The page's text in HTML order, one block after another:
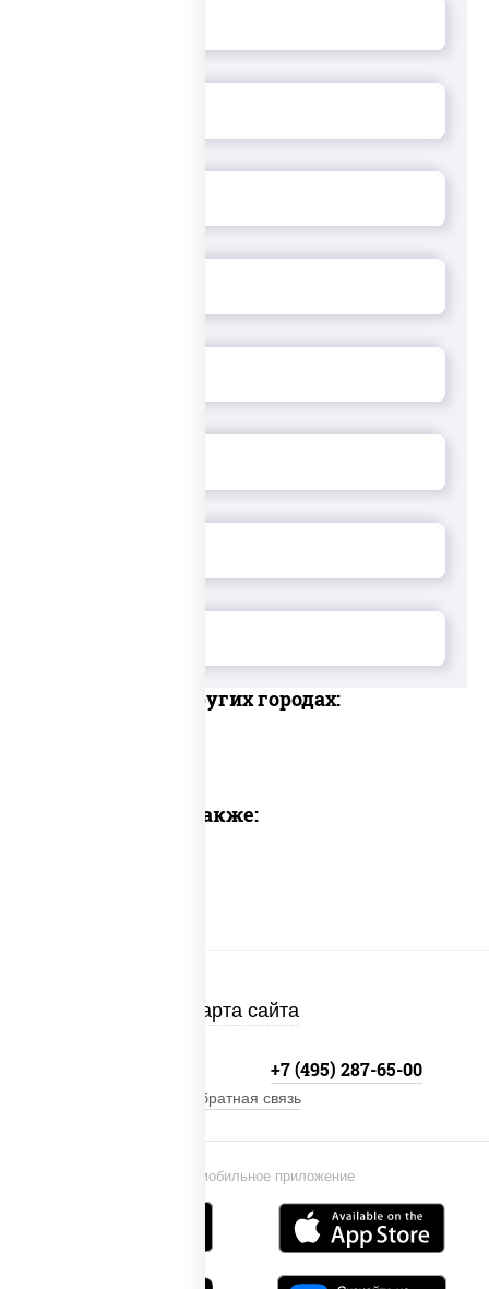
Доставка в других городах:
Предлагаем также:
Карта сайта
Установи мобильное приложение
+7 (495) 287-65-00
Обратная связь